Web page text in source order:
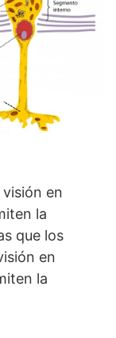
en
la
que los
en
la